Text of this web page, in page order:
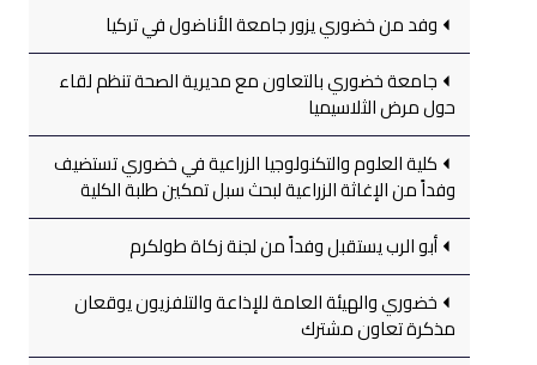
وفد من خضوري يزور جامعة الأناضول في تركيا
جامعة خضوري بالتعاون مع مديرية الصحة تنظم لقاء
حول مرض الثلاسيميا
كلية العلوم والتكنولوجيا الزراعية في خضوري تستضيف
وفداً من الإغاثة الزراعية لبحث سبل تمكين طلبة الكلية
أبو الرب يستقبل وفداً من لجنة زكاة طولكرم
خضوري والهيئة العامة للإذاعة والتلفزيون يوقعان
مذكرة تعاون مشترك